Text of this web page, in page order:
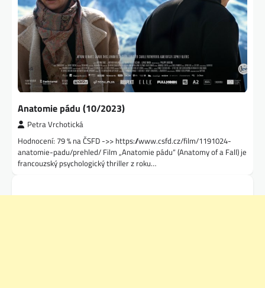
Anatomie pádu (10/2023)
Petra Vrchotická
Hodnocení: 79 % na ČSFD ->> https://www.csfd.cz/film/1191024-
anatomie-padu/prehled/ Film „Anatomie pádu“ (Anatomy of a Fall) je
francouzský psychologický thriller z roku…